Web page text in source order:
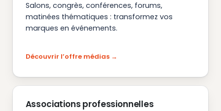
Salons, congrès, conférences, forums,
matinées thématiques : transformez vos
marques en événements.
Découvrir l’offre médias
Associations professionnelles